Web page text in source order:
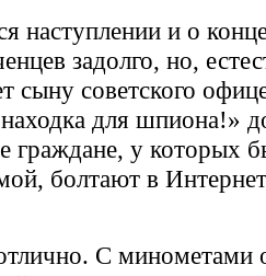
наступлении и о
задолго, но,
сыну советского
для шпиона!»
граждане, у которых
болтают в
С минометами